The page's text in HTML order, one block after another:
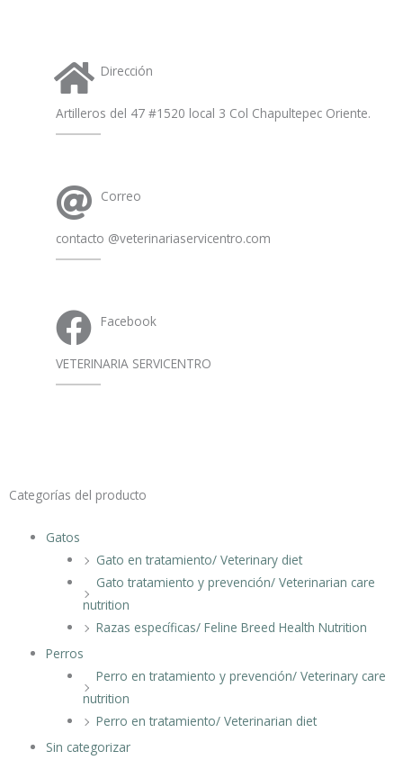
Dirección
Artilleros del 47 #1520 local 3 Col Chapultepec Oriente.
Correo
contacto @veterinariaservicentro.com
Facebook
VETERINARIA SERVICENTRO
Categorías del producto
Gatos
Gato en tratamiento/ Veterinary diet
Gato tratamiento y prevención/ Veterinarian care
nutrition
Razas específicas/ Feline Breed Health Nutrition
Perros
Perro en tratamiento y prevención/ Veterinary care
nutrition
Perro en tratamiento/ Veterinarian diet
Sin categorizar